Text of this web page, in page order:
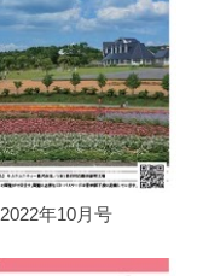
2022年10月号